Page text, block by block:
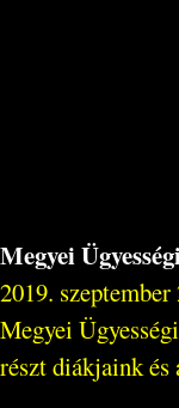
Megyei
2019.
Megyei
részt diákjaink és